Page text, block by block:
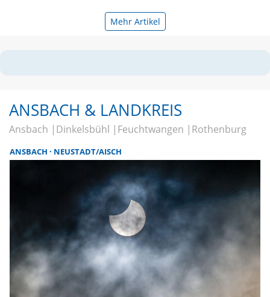
Mehr Artikel
ANSBACH & LANDKREIS
Ansbach Dinkelsbühl Feuchtwangen Rothenburg
ANSBACH NEUSTADT/AISCH